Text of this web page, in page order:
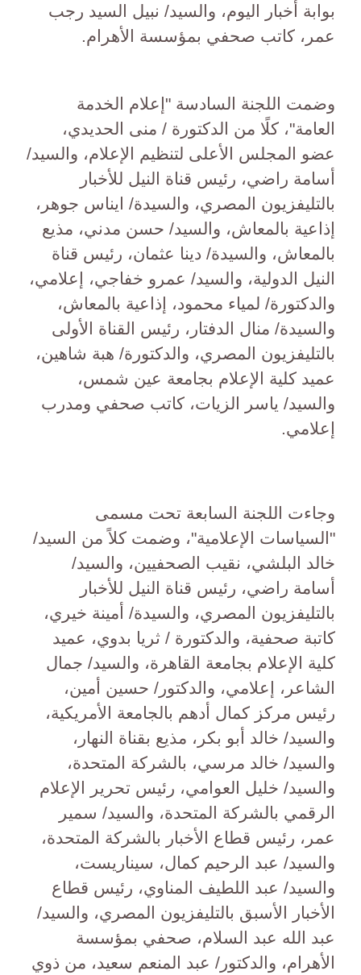
بوابة أخبار اليوم، والسيد/ نبيل السيد رجب
عمر، كاتب صحفي بمؤسسة الأهرام.
وضمت اللجنة السادسة "إعلام الخدمة
العامة"، كلًا من الدكتورة / منى الحديدي،
عضو المجلس الأعلى لتنظيم الإعلام، والسيد/
أسامة راضي، رئيس قناة النيل للأخبار
بالتليفزيون المصري، والسيدة/ ايناس جوهر،
إذاعية بالمعاش، والسيد/ حسن مدني، مذيع
بالمعاش، والسيدة/ دينا عثمان، رئيس قناة
النيل الدولية، والسيد/ عمرو خفاجي، إعلامي،
والدكتورة/ لمياء محمود، إذاعية بالمعاش،
والسيدة/ منال الدفتار، رئيس القناة الأولى
بالتليفزيون المصري، والدكتورة/ هبة شاهين،
عميد كلية الإعلام بجامعة عين شمس،
والسيد/ ياسر الزيات، كاتب صحفي ومدرب
إعلامي.
وجاءت اللجنة السابعة تحت مسمى
"السياسات الإعلامية"، وضمت كلاً من السيد/
خالد البلشي، نقيب الصحفيين، والسيد/
أسامة راضي، رئيس قناة النيل للأخبار
بالتليفزيون المصري، والسيدة/ أمينة خيري،
كاتبة صحفية، والدكتورة / ثريا بدوي، عميد
كلية الإعلام بجامعة القاهرة، والسيد/ جمال
الشاعر، إعلامي، والدكتور/ حسين أمين،
رئيس مركز كمال أدهم بالجامعة الأمريكية،
والسيد/ خالد أبو بكر، مذيع بقناة النهار،
والسيد/ خالد مرسي، بالشركة المتحدة،
والسيد/ خليل العوامي، رئيس تحرير الإعلام
الرقمي بالشركة المتحدة، والسيد/ سمير
عمر، رئيس قطاع الأخبار بالشركة المتحدة،
والسيد/ عبد الرحيم كمال، سيناريست،
والسيد/ عبد اللطيف المناوي، رئيس قطاع
الأخبار الأسبق بالتليفزيون المصري، والسيد/
عبد الله عبد السلام، صحفي بمؤسسة
الأهرام، والدكتور/ عبد المنعم سعيد، من ذوي